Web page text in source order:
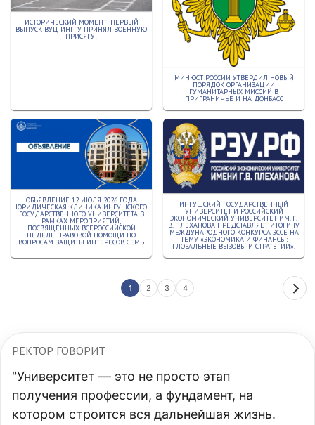
ИСТОРИЧЕСКИЙ МОМЕНТ: ПЕРВЫЙ
ВЫПУСК ВУЦ ИНГГУ ПРИНЯЛ ВОЕННУЮ
ПРИСЯГУ!
МИНЮСТ РОССИИ УТВЕРДИЛ НОВЫЙ
ПОРЯДОК ОРГАНИЗАЦИИ
ГУМАНИТАРНЫХ МИССИЙ В
ПРИГРАНИЧЬЕ И НА ДОНБАСС
ОБЪЯВЛЕНИЕ 12 ИЮЛЯ 2026 ГОДА
ЮРИДИЧЕСКАЯ КЛИНИКА ИНГУШСКОГО
ГОСУДАРСТВЕННОГО УНИВЕРСИТЕТА В
РАМКАХ МЕРОПРИЯТИЙ,
ПОСВЯЩЕННЫХ ВСЕРОССИЙСКОЙ
НЕДЕЛЕ ПРАВОВОЙ ПОМОЩИ ПО
ВОПРОСАМ ЗАЩИТЫ ИНТЕРЕСОВ СЕМЬ
ИНГУШСКИЙ ГОСУДАРСТВЕННЫЙ
УНИВЕРСИТЕТ И РОССИЙСКИЙ
ЭКОНОМИЧЕСКИЙ УНИВЕРСИТЕТ ИМ. Г.
В. ПЛЕХАНОВА ПРЕДСТАВЛЯЕТ ИТОГИ IV
МЕЖДУНАРОДНОГО КОНКУРСА ЭССЕ НА
ТЕМУ «ЭКОНОМИКА И ФИНАНСЫ:
ГЛОБАЛЬНЫЕ ВЫЗОВЫ И СТРАТЕГИИ».
1 2 3 4
РЕКТОР ГОВОРИТ
"Университет — это не просто этап
получения профессии, а фундамент, на
котором строится вся дальнейшая жизнь.